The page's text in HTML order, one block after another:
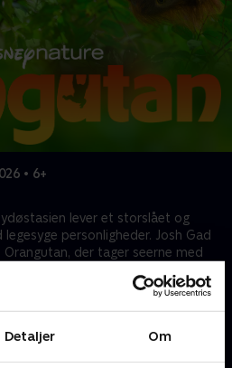
Detaljer Om
• 6+
lever et storslået og
personligheder. Josh Gad
der tager seerne med
der lærer, hvordan man navigerer
tilkøb